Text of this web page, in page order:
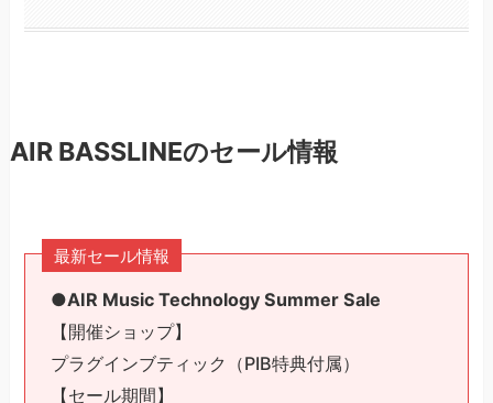
AIR BASSLINEのセール情報
最新セール情報
●AIR Music Technology Summer Sale
【開催ショップ】
プラグインブティック（PIB特典付属）
【セール期間】